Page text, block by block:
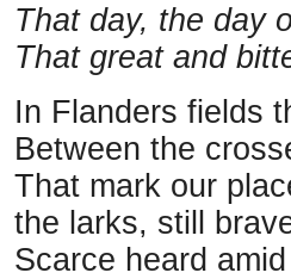
That day, the day
That great and
In Flanders fields
Between the
That mark our
the larks, still
Scarce heard